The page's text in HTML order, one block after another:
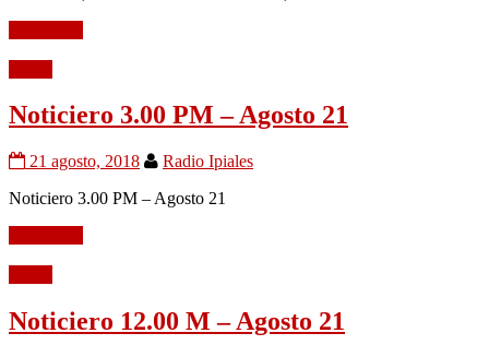
Noticiero 3.00 PM – Agosto 21
21 agosto, 2018
Radio Ipiales
Noticiero 3.00 PM – Agosto 21
Noticiero 12.00 M – Agosto 21